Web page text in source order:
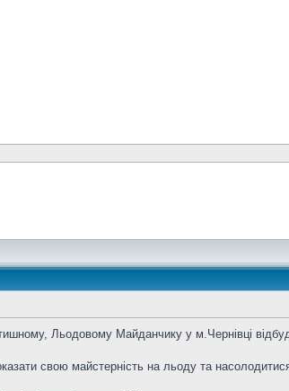
Льодовому Майданчику у м.Чернівці
свою майстерність на льоду та